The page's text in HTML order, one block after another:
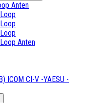
Anten
Anten
ICOM CI-V -YAESU -